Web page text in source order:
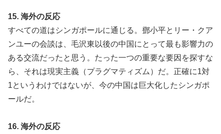
15. 海外の反応
すべての道はシンガポールに通じる。鄧小平とリー・クア
ンユーの会談は、毛沢東以後の中国にとって最も影響力の
ある交流だったと思う。たった一つの重要な要因を探すな
ら、それは現実主義（プラグマティズム）だ。正確に1対
1というわけではないが、今の中国は巨大化したシンガポ
ールだ。
16. 海外の反応